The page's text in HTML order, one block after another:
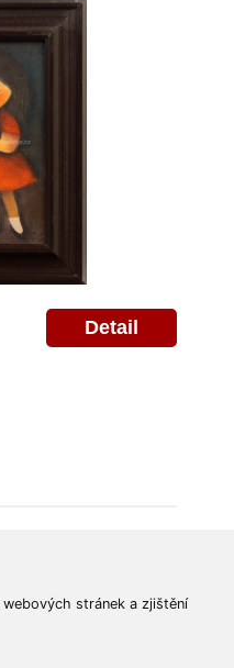
stránek a zjištění
Detail